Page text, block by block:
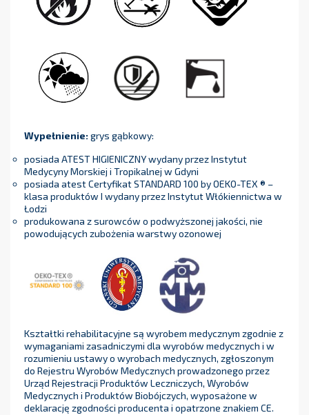
Wypełnienie:grys gąbkowy:
posiada ATEST HIGIENICZNY wydany przez Instytut
Medycyny Morskiej i Tropikalnej w Gdyni
posiada atest Certyfikat STANDARD 100 by OEKO-TEX ® –
klasa produktów I wydany przez Instytut Włókiennictwa w
Łodzi
produkowana z surowców o podwyższonej jakości, nie
powodujących zubożenia warstwy ozonowej
Kształtki rehabilitacyjne są wyrobem medycznym zgodnie z
wymaganiami zasadniczymi dla wyrobów medycznych i w
rozumieniu ustawy o wyrobach medycznych, zgłoszonym
do Rejestru Wyrobów Medycznych prowadzonego przez
Urząd Rejestracji Produktów Leczniczych, Wyrobów
Medycznych i Produktów Biobójczych, wyposażone w
deklarację zgodności producenta i opatrzone znakiem CE.